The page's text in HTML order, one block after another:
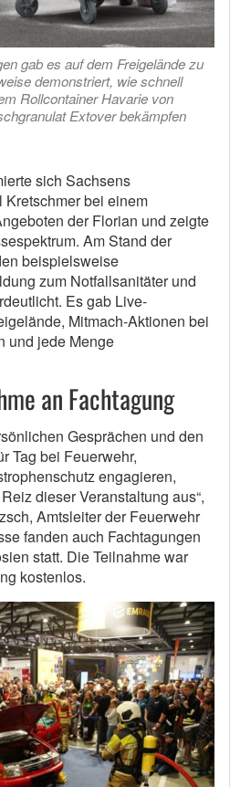
gab es auf dem Freigelände zu
demonstriert, wie schnell
Rollcontainer Havarie von
Extover bekämpfen
sich Sachsens
bei einem
der Florian und zeigte
Am Stand der
beispielsweise
zum Notfallsanitäter und
Es gab Live-
Mitmach-Aktionen bei
und jede Menge
an Fachtagung
Gesprächen und den
Tag bei Feuerwehr,
engagieren,
dieser Veranstaltung aus“,
Amtsleiter der Feuerwehr
fanden auch Fachtagungen
statt. Die Teilnahme war
kostenlos.